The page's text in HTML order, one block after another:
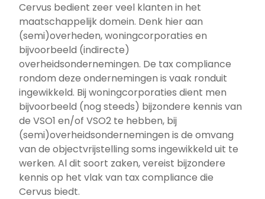
Cervus bedient zeer veel klanten in het
maatschappelijk domein. Denk hier aan
(semi)overheden, woningcorporaties en
bijvoorbeeld (indirecte)
overheidsondernemingen. De tax compliance
rondom deze ondernemingen is vaak ronduit
ingewikkeld. Bij woningcorporaties dient men
bijvoorbeeld (nog steeds) bijzondere kennis van
de VSO1 en/of VSO2 te hebben, bij
(semi)overheidsondernemingen is de omvang
van de objectvrijstelling soms ingewikkeld uit te
werken. Al dit soort zaken, vereist bijzondere
kennis op het vlak van tax compliance die
Cervus biedt.